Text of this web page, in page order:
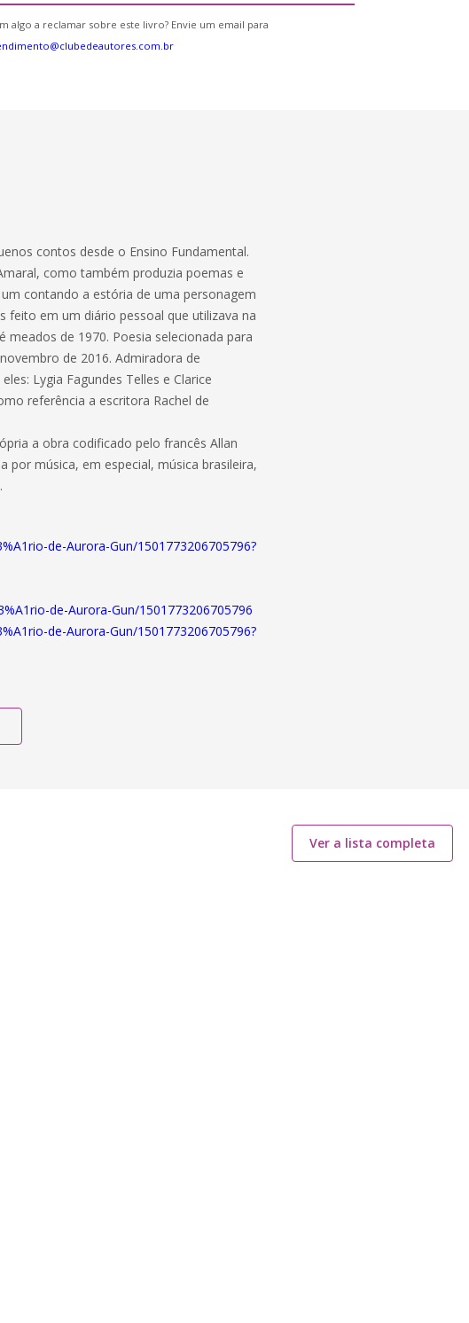
algo a reclamar sobre este livro? Envie um email para
contos desde o Ensino Fundamental.
como também produzia poemas e
contando a estória de uma personagem
feito em um diário pessoal que utilizava na
de 1970. Poesia selecionada para
de 2016. Admiradora de
Lygia Fagundes Telles e Clarice
referência a escritora Rachel de
a obra codificado pelo francês Allan
por música, em especial, música brasileira,
de-Aurora-Gun/1501773206705796?
de-Aurora-Gun/1501773206705796
de-Aurora-Gun/1501773206705796?
Ver a lista completa